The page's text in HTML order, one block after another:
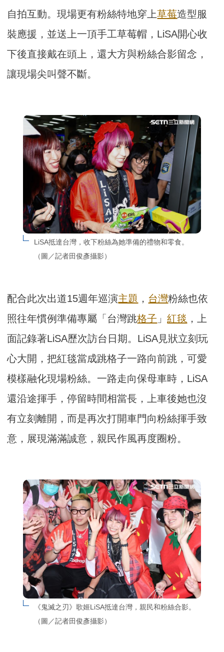
自拍互動。現場更有粉絲特地穿上草莓造型服
裝應援，並送上一頂手工草莓帽，LiSA開心收
下後直接戴在頭上，還大方與粉絲合影留念，
讓現場尖叫聲不斷。
LiSA抵達台灣，收下粉絲為她準備的禮物和零食。
（圖／記者田俊彥攝影）
配合此次出道15週年巡演主題 ， 台灣粉絲也依
照往年慣例準備專屬「台灣跳格子 」紅毯 ，上
面記錄著LiSA歷次訪台日期。LiSA見狀立刻玩
心大開，把紅毯當成跳格子一路向前跳，可愛
模樣融化現場粉絲。一路走向保母車時，LiSA
還沿途揮手，停留時間相當長，上車後她也沒
有立刻離開，而是再次打開車門向粉絲揮手致
意，展現滿滿誠意，親民作風再度圈粉。
《鬼滅之刃》歌姬LiSA抵達台灣，親民和粉絲合影。
（圖／記者田俊彥攝影）